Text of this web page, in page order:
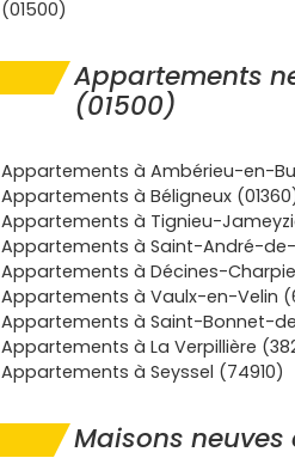
(01500)
Appartements
(01500)
Appartements à Ambérieu-en-
Appartements à Béligneux
Appartements à Tignieu-
Appartements à Saint-André-de-
Appartements à Décines-
Appartements à Vaulx-en-Velin
Appartements à Saint-Bonnet-
Appartements à La Verpillière
Appartements à Seyssel (74910)
Maisons